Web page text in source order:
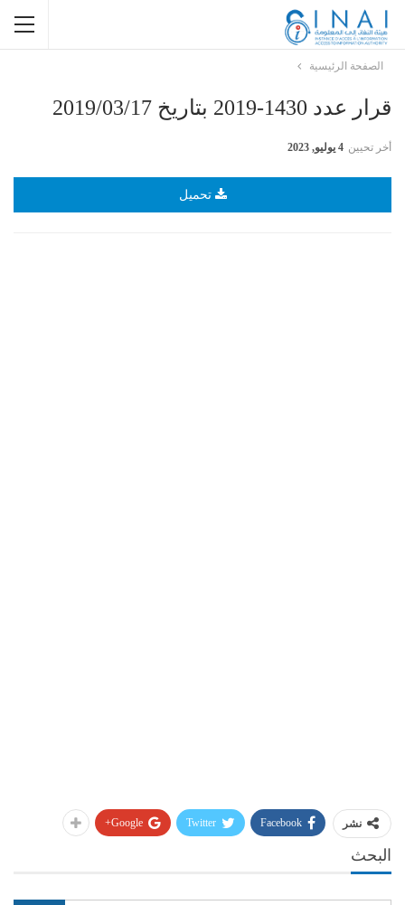
الصفحة الرئيسية
قرار عدد 1430-2019 بتاريخ 2019/03/17
أخر تحيين 4 يوليو, 2023
تحميل
نشر Facebook
Twitter
Google+
البحث